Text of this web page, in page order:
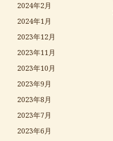
2024年2月
2024年1月
2023年12月
2023年11月
2023年10月
2023年9月
2023年8月
2023年7月
2023年6月